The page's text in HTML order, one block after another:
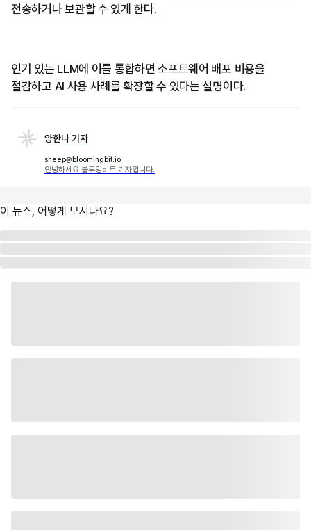
전송하거나 보관할 수 있게 한다.
인기 있는 LLM에 이를 통합하면 소프트웨어 배포 비용을
절감하고 AI 사용 사례를 확장할 수 있다는 설명이다.
양한나 기자
sheep@bloomingbit.io
안녕하세요 블루밍비트 기자입니다.
이 뉴스, 어떻게 보시나요?